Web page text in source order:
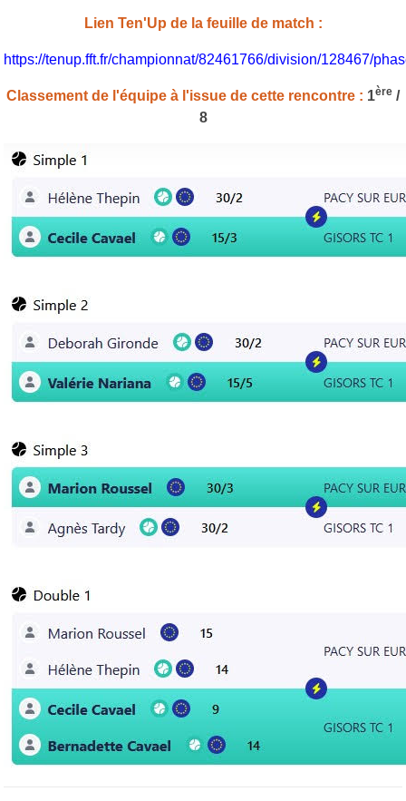
Lien Ten'Up de la feuille de match :
https://tenup.fft.fr/championnat/82461766/division/128467/
Classement de l'équipe à l'issue de cette rencontre : 1ère /
8